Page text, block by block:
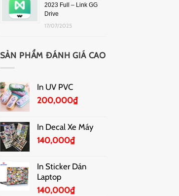
2023 Full – Link GG
Drive
17/07/2025
SẢN PHẨM ĐÁNH GIÁ CAO
In UV PVC
200,000₫
In Decal Xe Máy
140,000₫
In Sticker Dán
Laptop
140,000₫